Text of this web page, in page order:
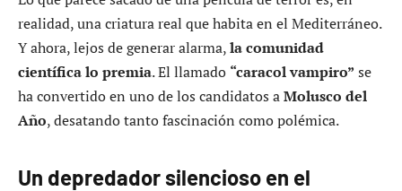
realidad, una criatura real que habita en el Mediterráneo.
Y ahora, lejos de generar alarma,la comunidad
científica lo premia. El llamado “caracol vampiro” se
ha convertido en uno de los candidatos aMolusco del
Año, desatando tanto fascinación como polémica.
Un depredador silencioso en el